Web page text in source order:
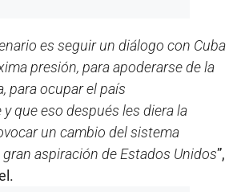
es seguir un diálogo con Cuba
presión, para apoderarse de la
para ocupar el país
que eso después les diera la
un cambio del sistema
aspiración de Estados Unidos”,